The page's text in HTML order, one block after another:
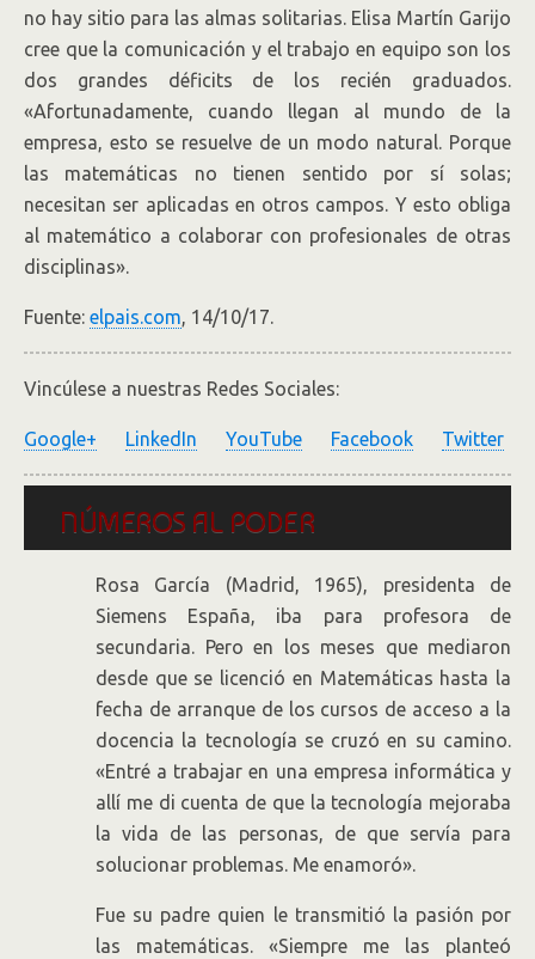
no hay sitio para las almas solitarias. Elisa Martín Garijo
cree que la comunicación y el trabajo en equipo son los
dos grandes déficits de los recién graduados.
«Afortunadamente, cuando llegan al mundo de la
empresa, esto se resuelve de un modo natural. Porque
las matemáticas no tienen sentido por sí solas;
necesitan ser aplicadas en otros campos. Y esto obliga
al matemático a colaborar con profesionales de otras
disciplinas».
Fuente: elpais.com, 14/10/17.
Vincúlese a nuestras Redes Sociales:
Google+ LinkedIn YouTube Facebook Twitter
NÚMEROS AL PODER
Rosa García (Madrid, 1965), presidenta de
Siemens España, iba para profesora de
secundaria. Pero en los meses que mediaron
desde que se licenció en Matemáticas hasta la
fecha de arranque de los cursos de acceso a la
docencia la tecnología se cruzó en su camino.
«Entré a trabajar en una empresa informática y
allí me di cuenta de que la tecnología mejoraba
la vida de las personas, de que servía para
solucionar problemas. Me enamoró».
Fue su padre quien le transmitió la pasión por
las matemáticas. «Siempre me las planteó